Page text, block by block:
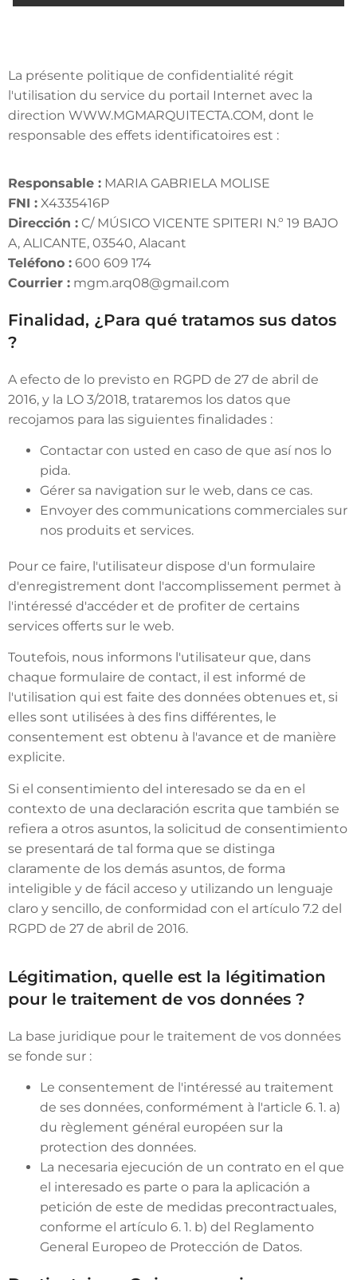
La présente politique de confidentialité régit
l'utilisation du service du portail Internet avec la
direction WWW.MGMARQUITECTA.COM, dont le
responsable des effets identificatoires est :
Responsable : MARIA GABRIELA MOLISE
FNI : X4335416P
Dirección : C/ MÚSICO VICENTE SPITERI N.º 19 BAJO
A, ALICANTE, 03540, Alacant
Teléfono : 600 609 174
Courrier : mgm.arq08@gmail.com
Finalidad, ¿Para qué tratamos sus datos
?
A efecto de lo previsto en RGPD de 27 de abril de
2016, y la LO 3/2018, trataremos los datos que
recojamos para las siguientes finalidades :
Contactar con usted en caso de que así nos lo
pida.
Gérer sa navigation sur le web, dans ce cas.
Envoyer des communications commerciales sur
nos produits et services.
Pour ce faire, l'utilisateur dispose d'un formulaire
d'enregistrement dont l'accomplissement permet à
l'intéressé d'accéder et de profiter de certains
services offerts sur le web.
Toutefois, nous informons l'utilisateur que, dans
chaque formulaire de contact, il est informé de
l'utilisation qui est faite des données obtenues et, si
elles sont utilisées à des fins différentes, le
consentement est obtenu à l'avance et de manière
explicite.
Si el consentimiento del interesado se da en el
contexto de una declaración escrita que también se
refiera a otros asuntos, la solicitud de consentimiento
se presentará de tal forma que se distinga
claramente de los demás asuntos, de forma
inteligible y de fácil acceso y utilizando un lenguaje
claro y sencillo, de conformidad con el artículo 7.2 del
RGPD de 27 de abril de 2016.
Légitimation, quelle est la légitimation
pour le traitement de vos données ?
La base juridique pour le traitement de vos données
se fonde sur :
Le consentement de l'intéressé au traitement
de ses données, conformément à l'article 6. 1. a)
du règlement général européen sur la
protection des données.
La necesaria ejecución de un contrato en el que
el interesado es parte o para la aplicación a
petición de este de medidas precontractuales,
conforme el artículo 6. 1. b) del Reglamento
General Europeo de Protección de Datos.